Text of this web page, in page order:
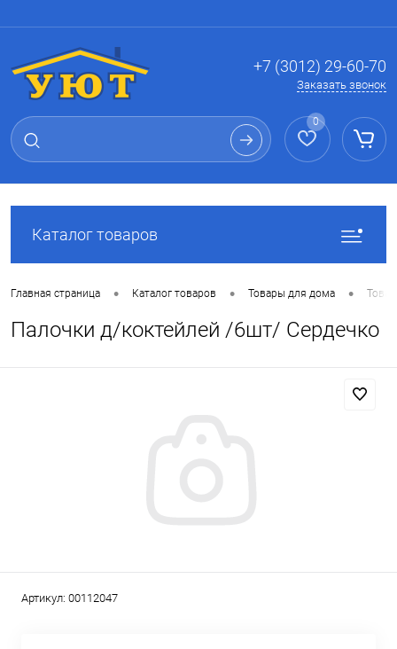
+7 (3012) 29-60-70
Заказать звонок
0
Каталог товаров
Главная страница • Каталог товаров • Товары для дома •
Палочки д/коктейлей /6шт/ Сердечко
Артикул: 00112047